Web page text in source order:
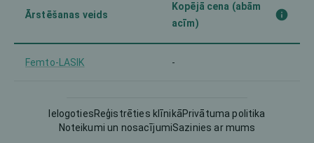
Ārstēšanas veids
Kopējā cena (abām
acīm)
Femto-LASIK -
IelogotiesReģistrēties klīnikāPrivātuma politika
Noteikumi un nosacījumiSazinies ar mums